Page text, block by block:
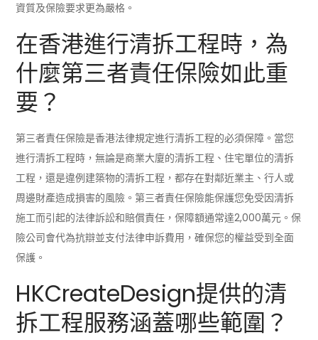
資質及保險要求更為嚴格。
在香港進行清拆工程時，為
什麼第三者責任保險如此重
要？
第三者責任保險是香港法律規定進行清拆工程的必須保障。當您
進行清拆工程時，無論是商業大廈的清拆工程、住宅單位的清拆
工程，還是違例建築物的清拆工程，都存在對鄰近業主、行人或
周邊財產造成損害的風險。第三者責任保險能保護您免受因清拆
施工而引起的法律訴訟和賠償責任，保障額通常達2,000萬元。保
險公司會代為抗辯並支付法律申訴費用，確保您的權益受到全面
保護。
HKCreateDesign提供的清
拆工程服務涵蓋哪些範圍？